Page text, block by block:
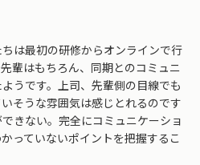
ちは最初の研修からオンラインで行
輩はもちろん、同期とのコミュニ
うです。上司、先輩側の目線でも
そうな雰囲気は感じとれるのです
きない。完全にコミュニケーショ
っていないポイントを把握するこ